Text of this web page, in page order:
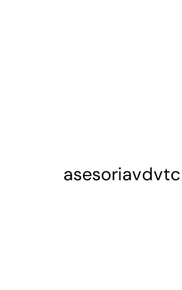
asesoriavdvtc